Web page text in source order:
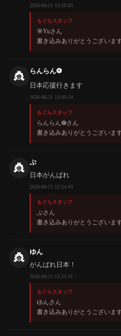
2026-06-21 13:10:03
もぐらスタッフ
🎯Yuさん
書き込みありがとうございま
👸
らんらん⚽
日本応援行きます
2026-06-21 13:00:54
もぐらスタッフ
らんらん⚽️さん
書き込みありがとうございま
👸
ぷ
日本がんばれ
2026-06-21 12:54:43
もぐらスタッフ
ぷさん
書き込みありがとうございま
👸
ゆん
がんばれ日本！
2026-06-21 12:51:51
もぐらスタッフ
ゆんさん
書き込みありがとうございま